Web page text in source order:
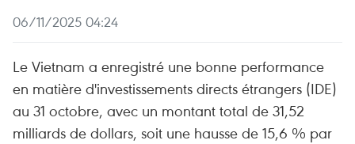
06/11/2025 04:24
Le Vietnam a enregistré une bonne performance
en matière d'investissements directs étrangers (IDE)
au 31 octobre, avec un montant total de 31,52
milliards de dollars, soit une hausse de 15,6 % par